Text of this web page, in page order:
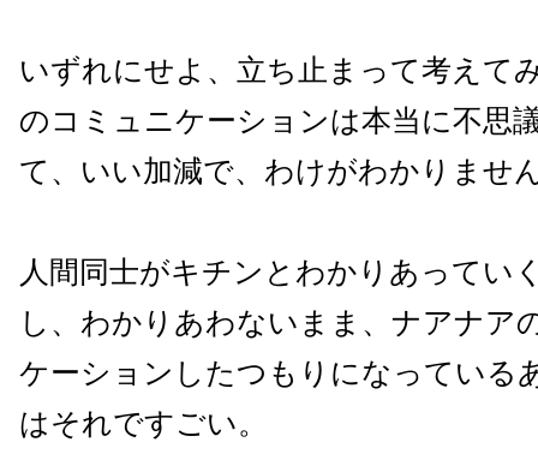
いずれにせよ、立ち止まって考えて
のコミュニケーションは本当に不思
て、いい加減で、わけがわかりませ
人間同士がキチンとわかりあってい
し、わかりあわないまま、ナアナア
ケーションしたつもりになっている
はそれですごい。